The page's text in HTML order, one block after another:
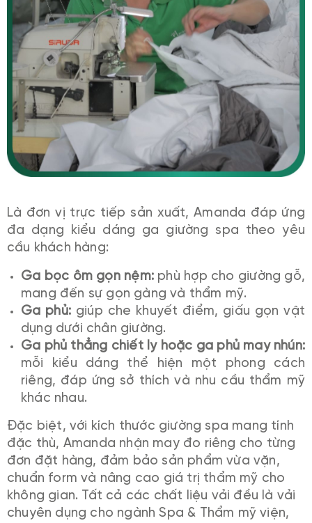
Là đơn vị trực tiếp sản xuất, Amanda đáp ứng
đa dạng kiểu dáng ga giường spa theo yêu
cầu khách hàng:
Ga bọc ôm gọn nệm:phù hợp cho giường gỗ,
mang đến sự gọn gàng và thẩm mỹ.
Ga phủ: giúp che khuyết điểm, giấu gọn vật
dụng dưới chân giường.
Ga phủ thẳng chiết ly hoặc ga phủ may nhún:
mỗi kiểu dáng thể hiện một phong cách
riêng, đáp ứng sở thích và nhu cầu thẩm mỹ
khác nhau.
Đặc biệt, với kích thước giường spa mang tính
đặc thù, Amanda nhận may đo riêng cho từng
đơn đặt hàng, đảm bảo sản phẩm vừa vặn,
chuẩn form và nâng cao giá trị thẩm mỹ cho
không gian. Tất cả các chất liệu vải đều là vải
chuyên dụng cho ngành Spa & Thẩm mỹ viện,